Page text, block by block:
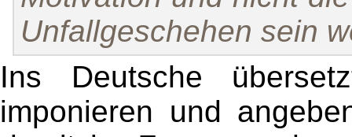
Unfallgeschehen sein
Ins Deutsche
imponieren und